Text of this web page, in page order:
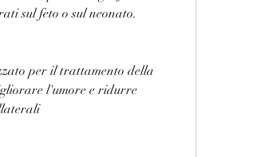
sul feto o sul neonato.
per il trattamento della
l'umore e ridurre